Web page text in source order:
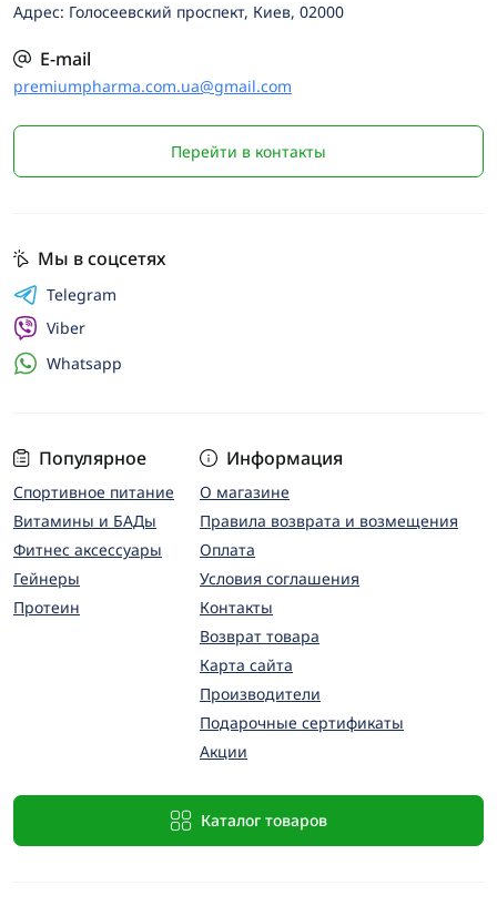
Адрес: Голосеевский проспект, Киев, 02000
E-mail
premiumpharma.com.ua@gmail.com
Перейти в контакты
Популярное
Спортивное питание
Витамины и БАДы
Фитнес аксессуары
Гейнеры
Протеин
Информация
О магазине
Правила возврата и возмещения
Оплата
Условия соглашения
Контакты
Возврат товара
Карта сайта
Производители
Подарочные сертификаты
Акции
Каталог товаров
Мы в соцсетях
Telegram
Viber
Whatsapp